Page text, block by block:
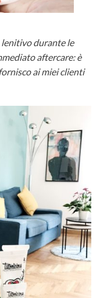
durante le
aftercare: è
ai miei clienti